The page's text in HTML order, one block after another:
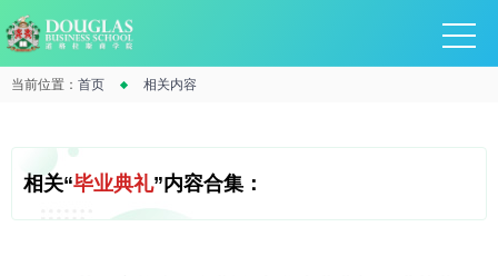
当前位置： 首页 相关内容
相关“毕业典礼”内容合集：